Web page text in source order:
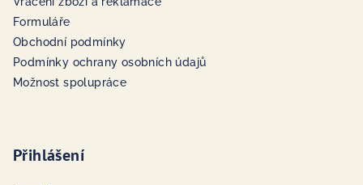
Formuláře
Obchodní podmínky
Podmínky ochrany osobních údajů
Možnost spolupráce
Přihlášení